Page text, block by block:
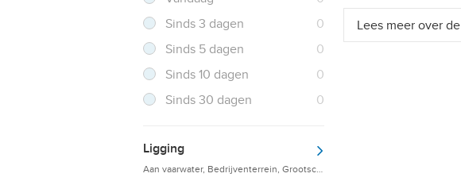
Sinds 3 dagen
0
Sinds 5 dagen
0
Sinds 10 dagen
0
Sinds 30 dagen
0
Ligging
Aan vaarwater, Bedrijventerrein, Grootschalige detailhandelsvestigingen
Lees meer over de